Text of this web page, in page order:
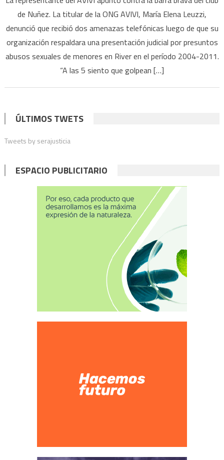
de Nuñez. La titular de la ONG AVIVI, María Elena Leuzzi,
denunció que recibió dos amenazas telefónicas luego de que su
organización respaldara una presentación judicial por presuntos
abusos sexuales de menores en River en el período 2004-2011.
“A las 5 siento que golpean […]
ÚLTIMOS TWETS
Tweets by serajusticia
ESPACIO PUBLICITARIO